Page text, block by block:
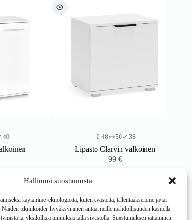
Hallinnoi suostumusta
käytämme teknologioita, kuten evästeitä, tallentaaksemme ja/tai
Näiden tekniikoiden hyväksyminen antaa meille mahdollisuuden käsitellä
tai yksilöllisiä tunnuksia tällä sivustolla. Suostumuksen jättäminen
50 38
Lipasto Clarvin valkoinen
€